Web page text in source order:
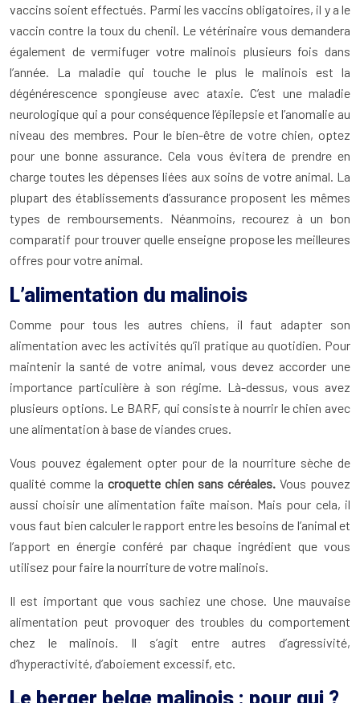
vaccins soient effectués. Parmi les vaccins obligatoires, il y a le
vaccin contre la toux du chenil. Le vétérinaire vous demandera
également de vermifuger votre malinois plusieurs fois dans
l’année. La maladie qui touche le plus le malinois est la
dégénérescence spongieuse avec ataxie. C’est une maladie
neurologique qui a pour conséquence l’épilepsie et l’anomalie au
niveau des membres. Pour le bien-être de votre chien, optez
pour une bonne assurance. Cela vous évitera de prendre en
charge toutes les dépenses liées aux soins de votre animal. La
plupart des établissements d’assurance proposent les mêmes
types de remboursements. Néanmoins, recourez à un bon
comparatif pour trouver quelle enseigne propose les meilleures
offres pour votre animal.
L’alimentation du malinois
Comme pour tous les autres chiens, il faut adapter son
alimentation avec les activités qu’il pratique au quotidien. Pour
maintenir la santé de votre animal, vous devez accorder une
importance particulière à son régime. Là-dessus, vous avez
plusieurs options. Le BARF, qui consiste à nourrir le chien avec
une alimentation à base de viandes crues.
Vous pouvez également opter pour de la nourriture sèche de
qualité comme la croquette chien sans céréales. Vous pouvez
aussi choisir une alimentation faîte maison. Mais pour cela, il
vous faut bien calculer le rapport entre les besoins de l’animal et
l’apport en énergie conféré par chaque ingrédient que vous
utilisez pour faire la nourriture de votre malinois.
Il est important que vous sachiez une chose. Une mauvaise
alimentation peut provoquer des troubles du comportement
chez le malinois. Il s’agit entre autres d’agressivité,
d’hyperactivité, d’aboiement excessif, etc.
Le berger belge malinois : pour qui ?